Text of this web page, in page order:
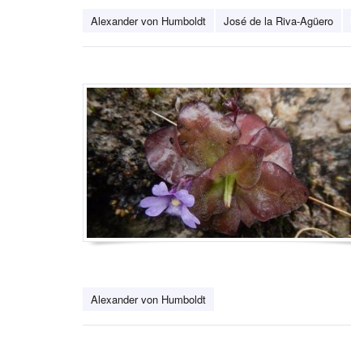
Alexander von Humboldt José de la Riva-Agüero
Alexander von Humboldt